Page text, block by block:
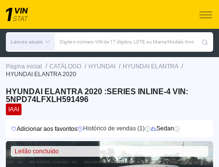
Lances atuais Digite o número VIN de 17 dígitos, LOTE ou Marca Modelo Ano
Página inicial / CATÁLOGO / HYUNDAI / HYUNDAI ELANTRA /
HYUNDAI ELANTRA 2020
HYUNDAI ELANTRA 2020 :SERIES INLINE-4 VIN:
5NPD74LFXLH591496
IAAI
Adicionar aos favoritos Histórico de vendas (1) Sedan
Leilão concluído